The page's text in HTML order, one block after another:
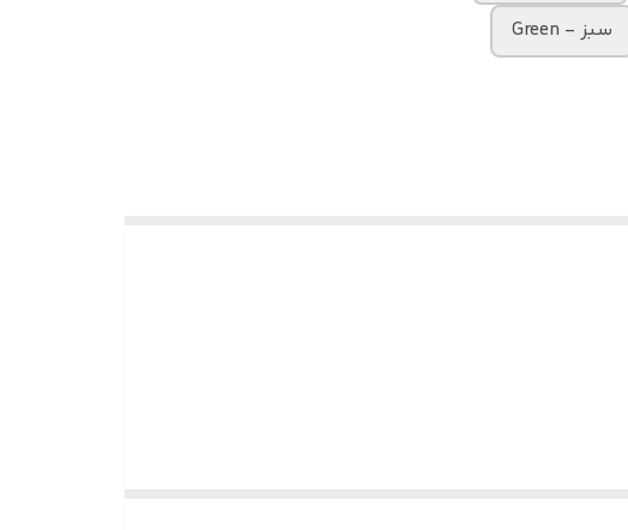
سبز - Green